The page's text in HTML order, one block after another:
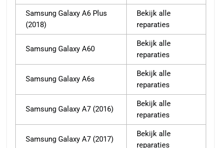
Samsung Galaxy A6 Plus
(2018)
Bekijk alle
reparaties
Samsung Galaxy A60
Bekijk alle
reparaties
Samsung Galaxy A6s
Bekijk alle
reparaties
Samsung Galaxy A7 (2016)
Bekijk alle
reparaties
Samsung Galaxy A7 (2017)
Bekijk alle
reparaties